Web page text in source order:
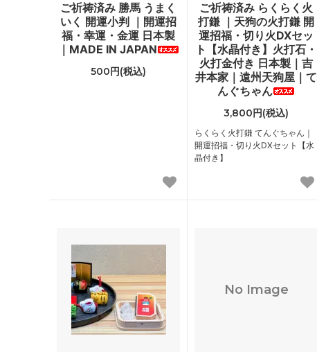
ご祈祷済み 勝馬 うまく
いく 開運小判 ｜開運招
福・幸運・金運 日本製
｜MADE IN JAPAN
500円(税込)
ご祈祷済み らくらく火
打鎌 ｜天狗の火打鎌 開
運招福・切り火DXセッ
ト【水晶付き】火打石・
火打金付き 日本製｜吉
井本家｜遠州天狗屋｜て
んぐちゃん
3,800円(税込)
らくらく火打鎌 てんぐちゃん｜
開運招福・切り火DXセット【水
晶付き】
No Image